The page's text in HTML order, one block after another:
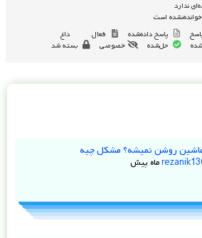
ندارد
است
پاسخ داده‌شده فعال
داغ
حل‌شده خصوصی بسته شد
روشن نمیشه؟ مشکل چیه